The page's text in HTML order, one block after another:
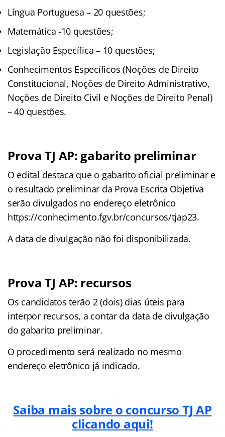
Língua Portuguesa – 20 questões;
Matemática -10 questões;
Legislação Específica – 10 questões;
Conhecimentos Específicos (Noções de Direito
Constitucional, Noções de Direito Administrativo,
Noções de Direito Civil e Noções de Direito Penal)
– 40 questões.
Prova TJ AP: gabarito preliminar
O edital destaca que o gabarito oficial preliminar e
o resultado preliminar da Prova Escrita Objetiva
serão divulgados no endereço eletrônico
https://conhecimento.fgv.br/concursos/tjap23.
A data de divulgação não foi disponibilizada.
Prova TJ AP: recursos
Os candidatos terão 2 (dois) dias úteis para
interpor recursos, a contar da data de divulgação
do gabarito preliminar.
O procedimento será realizado no mesmo
endereço eletrônico já indicado.
Saiba mais sobre o concurso TJ AP
clicando aqui!